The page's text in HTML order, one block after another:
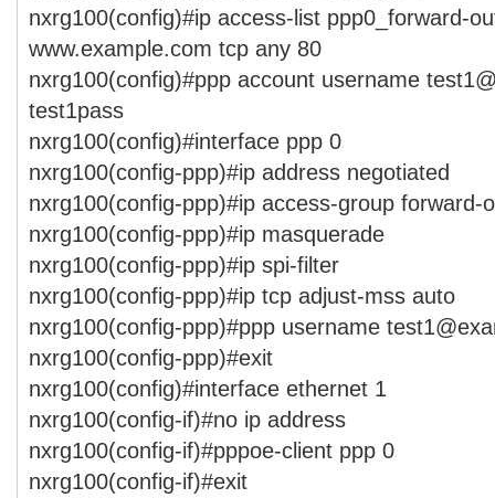
nxrg100(config)#ip access-list ppp0_forward-
www.example.com tcp any 80
nxrg100(config)#ppp account username
test1pass
nxrg100(config)#interface ppp 0
nxrg100(config-ppp)#ip address negotiated
nxrg100(config-ppp)#ip access-group forward-
nxrg100(config-ppp)#ip masquerade
nxrg100(config-ppp)#ip spi-filter
nxrg100(config-ppp)#ip tcp adjust-mss auto
nxrg100(config-ppp)#ppp username
nxrg100(config-ppp)#exit
nxrg100(config)#interface ethernet 1
nxrg100(config-if)#no ip address
nxrg100(config-if)#pppoe-client ppp 0
nxrg100(config-if)#exit